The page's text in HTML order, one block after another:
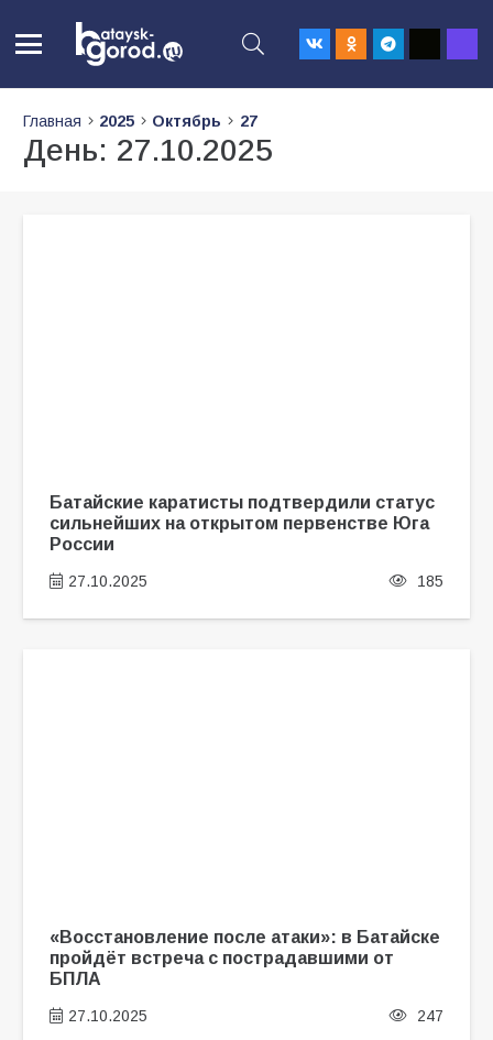
Главная 2025 Октябрь 27
День: 27.10.2025
Батайские каратисты подтвердили статус
сильнейших на открытом первенстве Юга
России
27.10.2025 185
«Восстановление после атаки»: в Батайске
пройдёт встреча с пострадавшими от
БПЛА
27.10.2025 247